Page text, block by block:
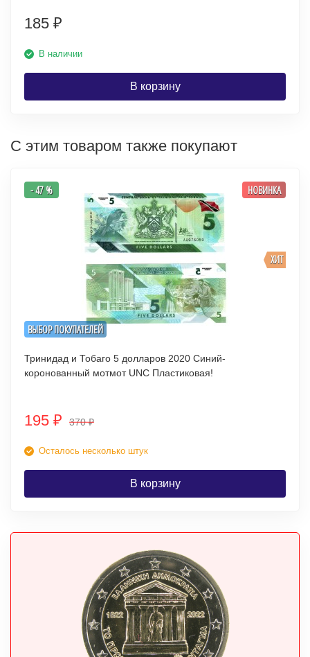
185 ₽
В наличии
В корзину
С этим товаром также покупают
ВЫБОР ПОКУПАТЕЛЕЙ
ХИТ
- 47 % НОВИНКА
Тринидад и Тобаго 5 долларов 2020 Синий-
коронованный мотмот UNC Пластиковая!
195 ₽ 370₽
Осталось несколько штук
В корзину